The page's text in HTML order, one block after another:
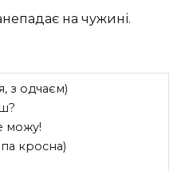
на чужині.
з одчаєм)
можу!
кросна)